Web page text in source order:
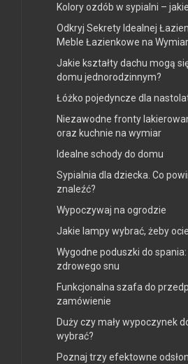
Kolory ozdób w sypialni –
Odkryj Sekrety Idealnej
Meble Łazienkowe na Wymiar
Jakie kształty dachu mogą
domu jednorodzinnym?
Łóżko pojedyncze dla
Niezawodne fronty
oraz kuchnie na wymiar
Idealne schody do domu
Sypialnia dla dziecka. Co
znaleźć?
Wypoczywaj na ogrodzie
Jakie lampy wybrać, żeby
Wygodne poduszki do spania:
zdrowego snu
Funkcjonalna szafa do
zamówienie
Duży czy mały wypoczynek
wybrać?
Poznaj trzy efektowne